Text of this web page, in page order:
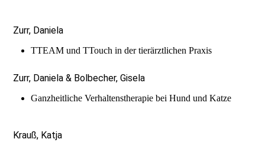
Zurr, Daniela
TTEAM und TTouch in der tierärztlichen Praxis
Zurr, Daniela & Bolbecher, Gisela
Ganzheitliche Verhaltenstherapie bei Hund und Katze
Krauß, Katja